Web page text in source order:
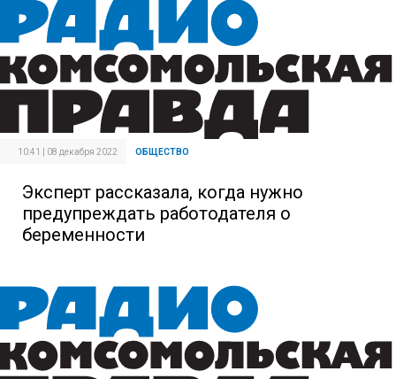
10:41 | 08 декабря 2022 ОБЩЕСТВО
Эксперт рассказала, когда нужно
предупреждать работодателя о
беременности